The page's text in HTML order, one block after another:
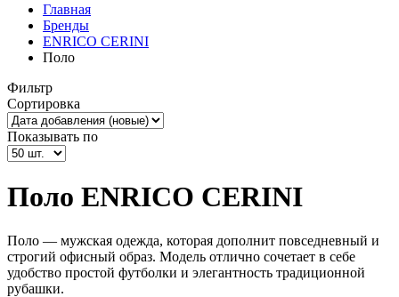
Главная
Бренды
ENRICO CERINI
Поло
Фильтр
Сортировка
Показывать по
Поло ENRICO CERINI
Поло — мужская одежда, которая дополнит повседневный и
строгий офисный образ. Модель отлично сочетает в себе
удобство простой футболки и элегантность традиционной
рубашки.